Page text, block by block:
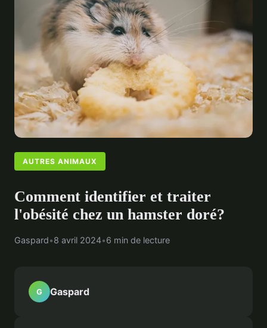
AUTRES ANIMAUX
Comment identifier et traiter
l'obésité chez un hamster doré?
Gaspard•8 avril 2024•6 min de lecture
G Gaspard